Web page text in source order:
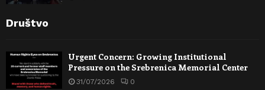
Društvo
Urgent Concern: Growing Institutional
Pressure on the Srebrenica Memorial Center
31/07/2026 0